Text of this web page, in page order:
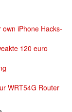
iPhone Hacks-
120 euro
WRT54G Router